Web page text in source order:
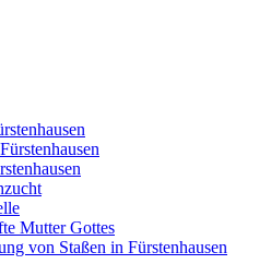
Mutter Gottes
von Staßen in Fürstenhausen